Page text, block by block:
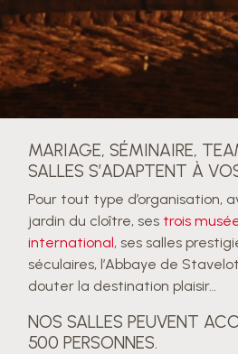
MARIAGE, SÉMINAIRE,
SALLES S’ADAPTENT À
Pour tout type d’organisation,
jardin du cloître, ses trois
international, ses salles
séculaires, l’Abbaye de
douter la destination plaisir…
NOS SALLES PEUVENT
500 PERSONNES.